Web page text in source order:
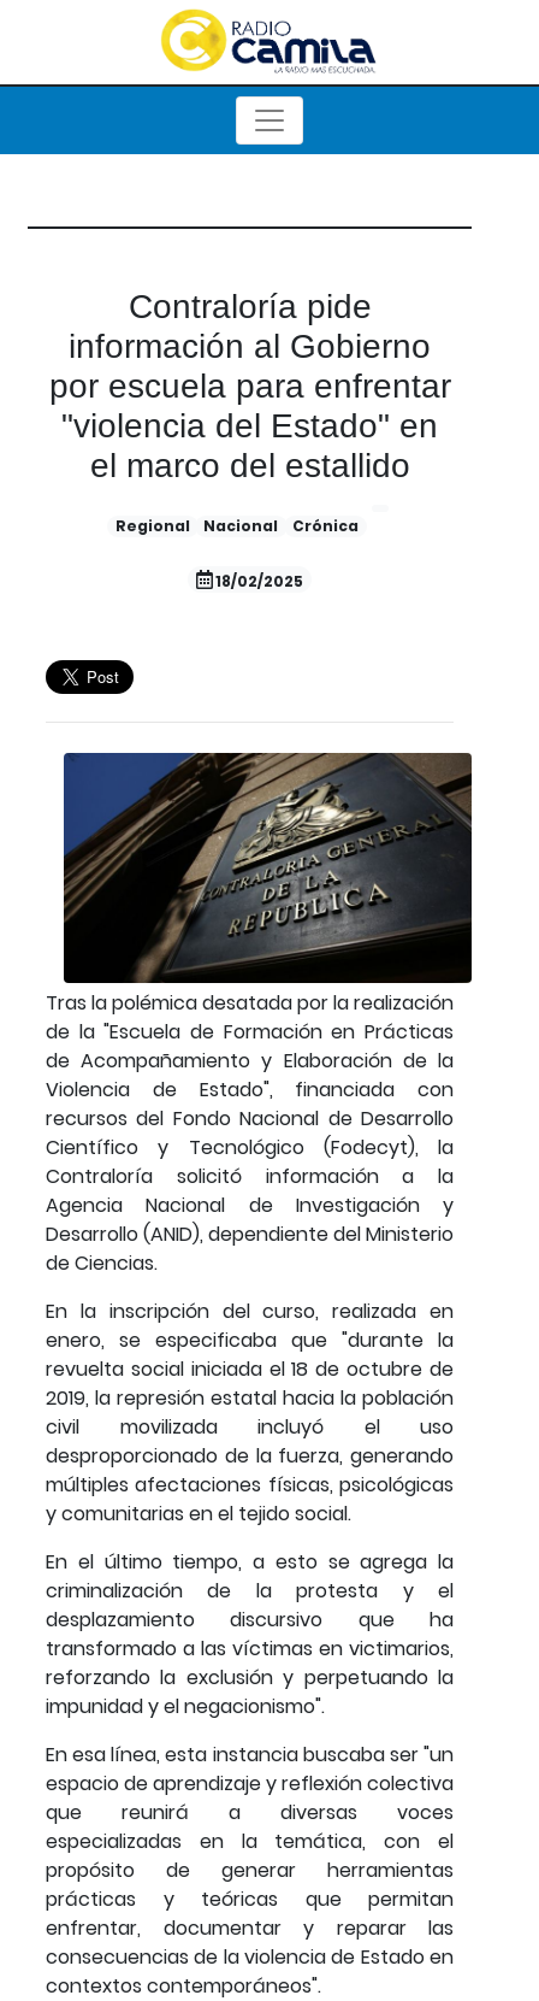
Contraloría pide
información al Gobierno
por escuela para enfrentar
"violencia del Estado" en
el marco del estallido
Regional Nacional Crónica
18/02/2025
Tras la polémica desatada por la realización
de la "Escuela de Formación en Prácticas
de Acompañamiento y Elaboración de la
Violencia de Estado", financiada con
recursos del Fondo Nacional de Desarrollo
Científico y Tecnológico (Fodecyt), la
Contraloría solicitó información a la
Agencia Nacional de Investigación y
Desarrollo (ANID), dependiente del Ministerio
de Ciencias.
En la inscripción del curso, realizada en
enero, se especificaba que "durante la
revuelta social iniciada el 18 de octubre de
2019, la represión estatal hacia la población
civil movilizada incluyó el uso
desproporcionado de la fuerza, generando
múltiples afectaciones físicas, psicológicas
y comunitarias en el tejido social.
En el último tiempo, a esto se agrega la
criminalización de la protesta y el
desplazamiento discursivo que ha
transformado a las víctimas en victimarios,
reforzando la exclusión y perpetuando la
impunidad y el negacionismo".
En esa línea, esta instancia buscaba ser "un
espacio de aprendizaje y reflexión colectiva
que reunirá a diversas voces
especializadas en la temática, con el
propósito de generar herramientas
prácticas y teóricas que permitan
enfrentar, documentar y reparar las
consecuencias de la violencia de Estado en
contextos contemporáneos".